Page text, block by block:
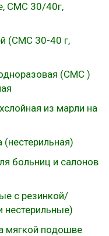
СМС 30/40г,
(СМС 30-40 г,
(СМС )
из марли на
больниц и салонов
с резинкой/
нестерильные)
мягкой подошве